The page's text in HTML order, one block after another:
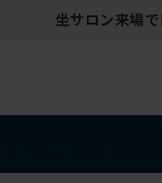
坐サロン来場で